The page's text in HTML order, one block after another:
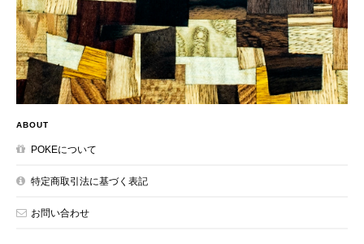
ABOUT
POKEについて
特定商取引法に基づく表記
お問い合わせ